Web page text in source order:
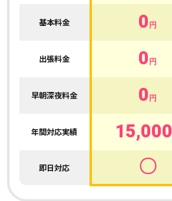
基本料金 0 円
出張料金 0 円
早朝深夜料金 0 円
年間対応実績 15,000
即日対応 〇